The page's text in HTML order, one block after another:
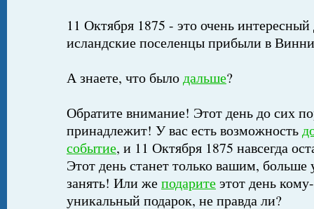
11 Октября 1875 - это очень
исландские поселенцы прибыли в
А знаете, что былодальше?
Обратите внимание! Этот день до сих
принадлежит! У вас есть возможность
событие, и 11 Октября 1875 навсегда
Этот день станет только вашим,
занять! Или жеподаритеэтот день
уникальный подарок, не правда ли?